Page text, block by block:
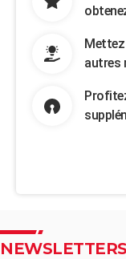
Mettez
autres
NEWSLETTERS